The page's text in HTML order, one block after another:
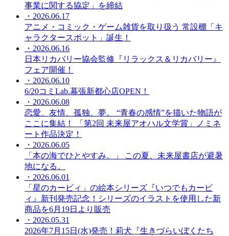
事業に関する協定」を締結
・2026.06.17
アニメ・コミック・ゲーム雑貨を取り扱う 常設棚「キ
ャラクタースポット」誕生！
・2026.06.16
日本リカバリー協会監修『リラックス＆リカバリー』
フェア開催！
・2026.06.10
6/20コミLab.幕張新都心店OPEN！
・2026.06.08
恋愛、友情、孤独、夢。 “青春の感情”を描いた物語が
ここに集結！ 「第2回 未来屋アオハル文学賞」ノミネ
ート作品決定！
・2026.06.05
「本の海でひとやすみ。」 この夏、未来屋書店が避暑
地になる。
・2026.06.01
「星のカービィ」の絵本シリーズ『いつでもカービ
ィ』新刊発売記念！シリーズのイラストを使用した新
商品を6月19日より販売
・2026.05.31
2026年7月15日(水)発売！莉犬『生きづらいぼくたち